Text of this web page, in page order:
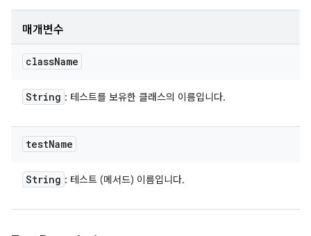
매개변수
className
String : 테스트를 보유한 클래스의 이름입니다.
testName
String : 테스트 (메서드) 이름입니다.